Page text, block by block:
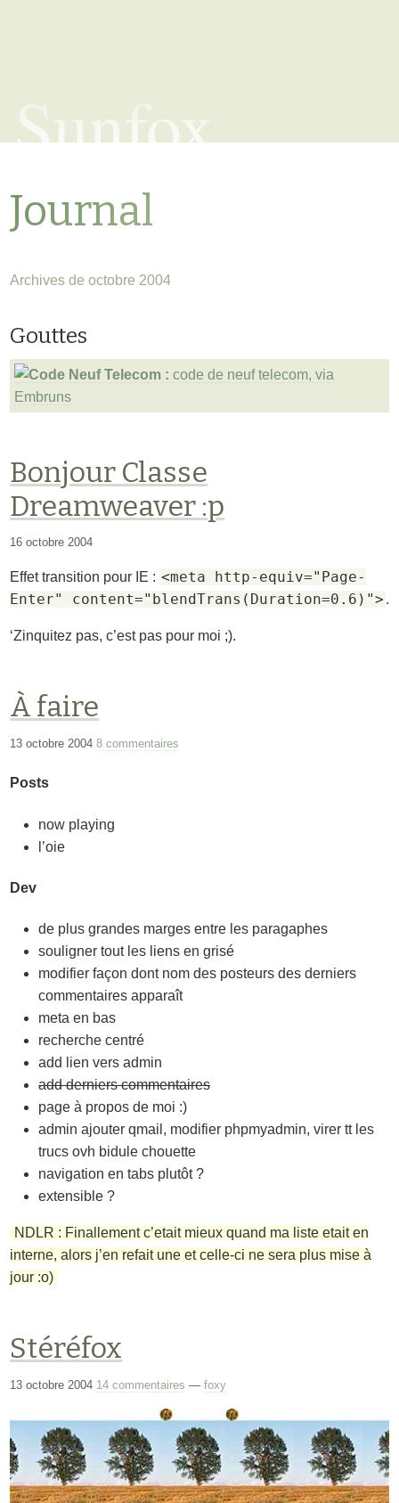
Sunfox
Journal
Archives de octobre 2004
Gouttes
code de neuf telecom, via
Embruns
Bonjour Classe
Dreamweaver :p
16 octobre 2004
Effet transition pour IE : <meta http-equiv="Page-
Enter" content="blendTrans(Duration=0.6)"> .
‘Zinquitez pas, c’est pas pour moi ;).
À faire
13 octobre 20048 commentaires
Posts
now playing
l’oie
Dev
de plus grandes marges entre les paragaphes
souligner tout les liens en grisé
modifier façon dont nom des posteurs des derniers
commentaires apparaît
meta en bas
recherche centré
add lien vers admin
add derniers commentaires
page à propos de moi :)
admin ajouter qmail, modifier phpmyadmin, virer tt les
trucs ovh bidule chouette
navigation en tabs plutôt ?
extensible ?
NDLR : Finallement c’etait mieux quand ma liste etait en
interne, alors j’en refait une et celle-ci ne sera plus mise à
jour :o)
Stéréfox
13 octobre 2004 14 commentaires —foxy